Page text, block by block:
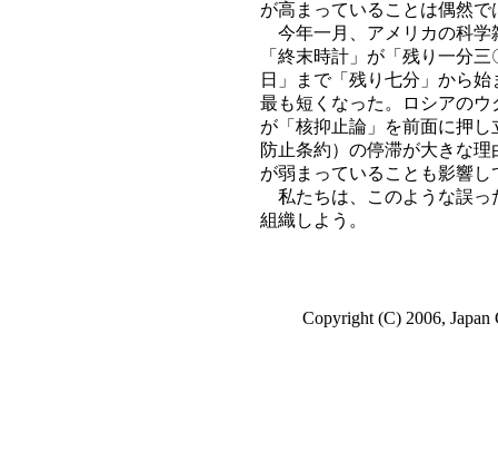
が高まっていることは偶然
今年一月、アメリカの科学
「終末時計」が「残り一分
日」まで「残り七分」から
最も短くなった。ロシアの
が「核抑止論」を前面に押
防止条約）の停滞が大きな
が弱まっていることも影響し
私たちは、このような誤っ
組織しよう。
Copyright (C) 2006, Japan